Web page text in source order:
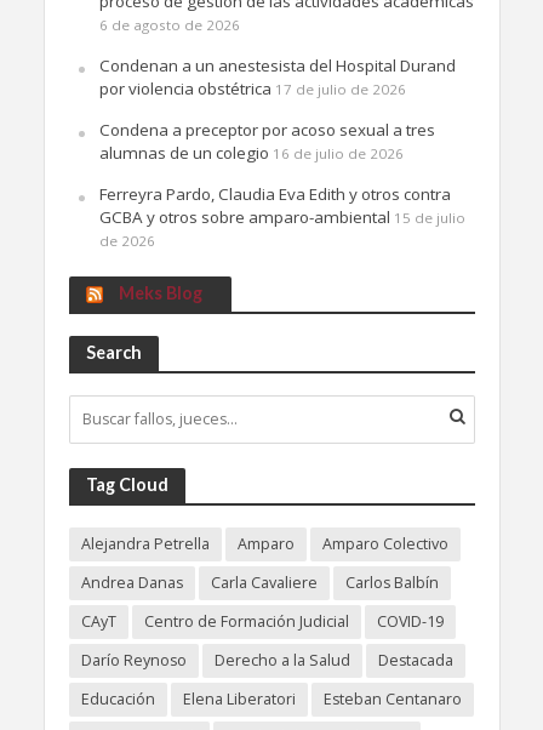
6 de agosto de 2026
Condenan a un anestesista del Hospital Durand
por violencia obstétrica 17 de julio de 2026
Condena a preceptor por acoso sexual a tres
alumnas de un colegio 16 de julio de 2026
Ferreyra Pardo, Claudia Eva Edith y otros contra
GCBA y otros sobre amparo-ambiental 15 de julio
de 2026
Meks Blog
Search
Tag Cloud
Alejandra Petrella Amparo
Amparo Colectivo
Andrea Danas
Carla Cavaliere
Carlos Balbín
CAyT
Centro de Formación Judicial
COVID-19
Darío Reynoso
Derecho a la Salud
Destacada
Educación
Elena Liberatori
Esteban Centanaro